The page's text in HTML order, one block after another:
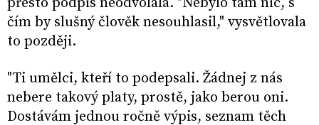
čím by slušný člověk nesouhlasil," vysvětlovala
to později.
"Ti umělci, kteří to podepsali. Žádnej z nás
nebere takový platy, prostě, jako berou oni.
Dostávám jednou ročně výpis, seznam těch